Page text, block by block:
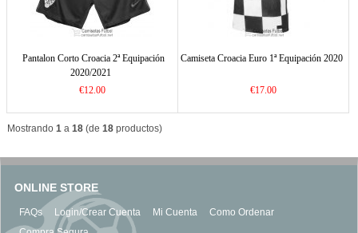
Pantalon Corto Croacia 2ª Equipación
2020/2021
€12.00
Camiseta Croacia Euro 1ª Equipación 2020
€17.00
Mostrando 1a 18(de 18productos)
ONLINE STORE
FAQs Login/Crear Cuenta Mi Cuenta
Como Ordenar